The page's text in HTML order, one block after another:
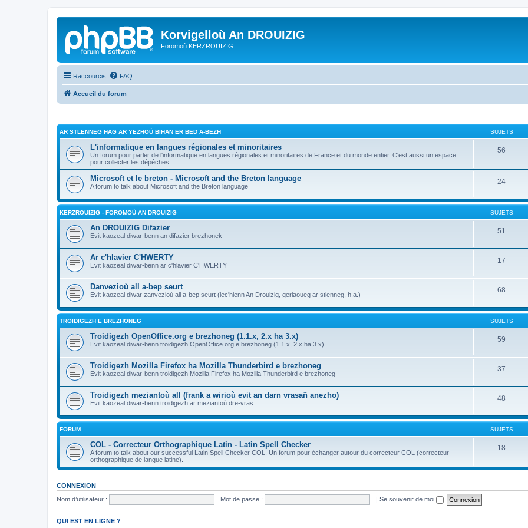
Korvigelloù An DROUIZIG
Foromoù KERZROUIZIG
Raccourcis FAQ
Accueil du forum
AR STLENNEG HAG AR YEZHOÙ BIHAN ER BED A-BEZH SUJETS
L'informatique en langues régionales et minoritaires
Un forum pour parler de l'informatique en langues régionales et minoritaires de France et du monde entier. C'est aussi un espace
pour collecter les dépêches.
56
Microsoft et le breton - Microsoft and the Breton language
A forum to talk about Microsoft and the Breton language
24
KERZROUIZIG - FOROMOÙ AN DROUIZIG SUJETS
An DROUIZIG Difazier
Evit kaozeal diwar-benn an difazier brezhonek
51
Ar c'hlavier C'HWERTY
Evit kaozeal diwar-benn ar c'hlavier C'HWERTY
17
Danvezioù all a-bep seurt
Evit kaozeal diwar zanvezioù all a-bep seurt (lec'hienn An Drouizig, geriaoueg ar stlenneg, h.a.)
68
TROIDIGEZH E BREZHONEG SUJETS
Troidigezh OpenOffice.org e brezhoneg (1.1.x, 2.x ha 3.x)
Evit kaozeal diwar-benn troidigezh OpenOffice.org e brezhoneg (1.1.x, 2.x ha 3.x)
59
Troidigezh Mozilla Firefox ha Mozilla Thunderbird e brezhoneg
Evit kaozeal diwar-benn troidigezh Mozilla Firefox ha Mozilla Thunderbird e brezhoneg
37
Troidigezh meziantoù all (frank a wirioù evit an darn vrasañ anezho)
Evit kaozeal diwar-benn troidigezh ar meziantoù dre-vras
48
FORUM SUJETS
COL - Correcteur Orthographique Latin - Latin Spell Checker
A forum to talk about our successful Latin Spell Checker COL. Un forum pour échanger autour du correcteur COL (correcteur
orthographique de langue latine).
18
CONNEXION
Nom d’utilisateur :
Mot de passe : | Se souvenir de moi
QUI EST EN LIGNE ?